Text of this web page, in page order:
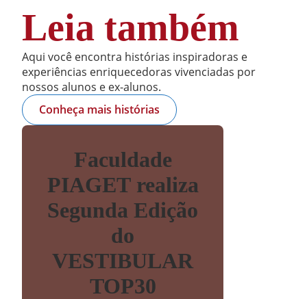
Leia também
Aqui você encontra histórias inspiradoras e
experiências enriquecedoras vivenciadas por
nossos alunos e ex-alunos.
Conheça mais histórias
Faculdade
PIAGET realiza
Segunda Edição
do
VESTIBULAR
TOP30